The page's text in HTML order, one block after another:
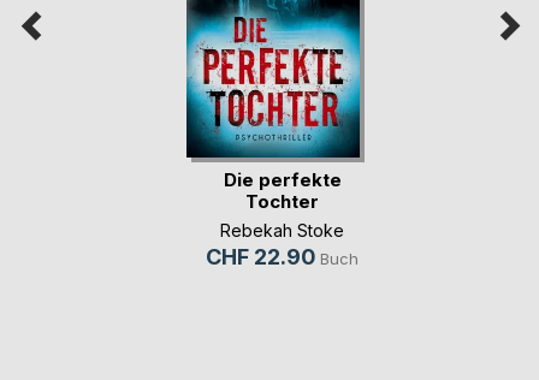
Die perfekte
Tochter
Rebekah Stoke
CHF 22.90 Buch